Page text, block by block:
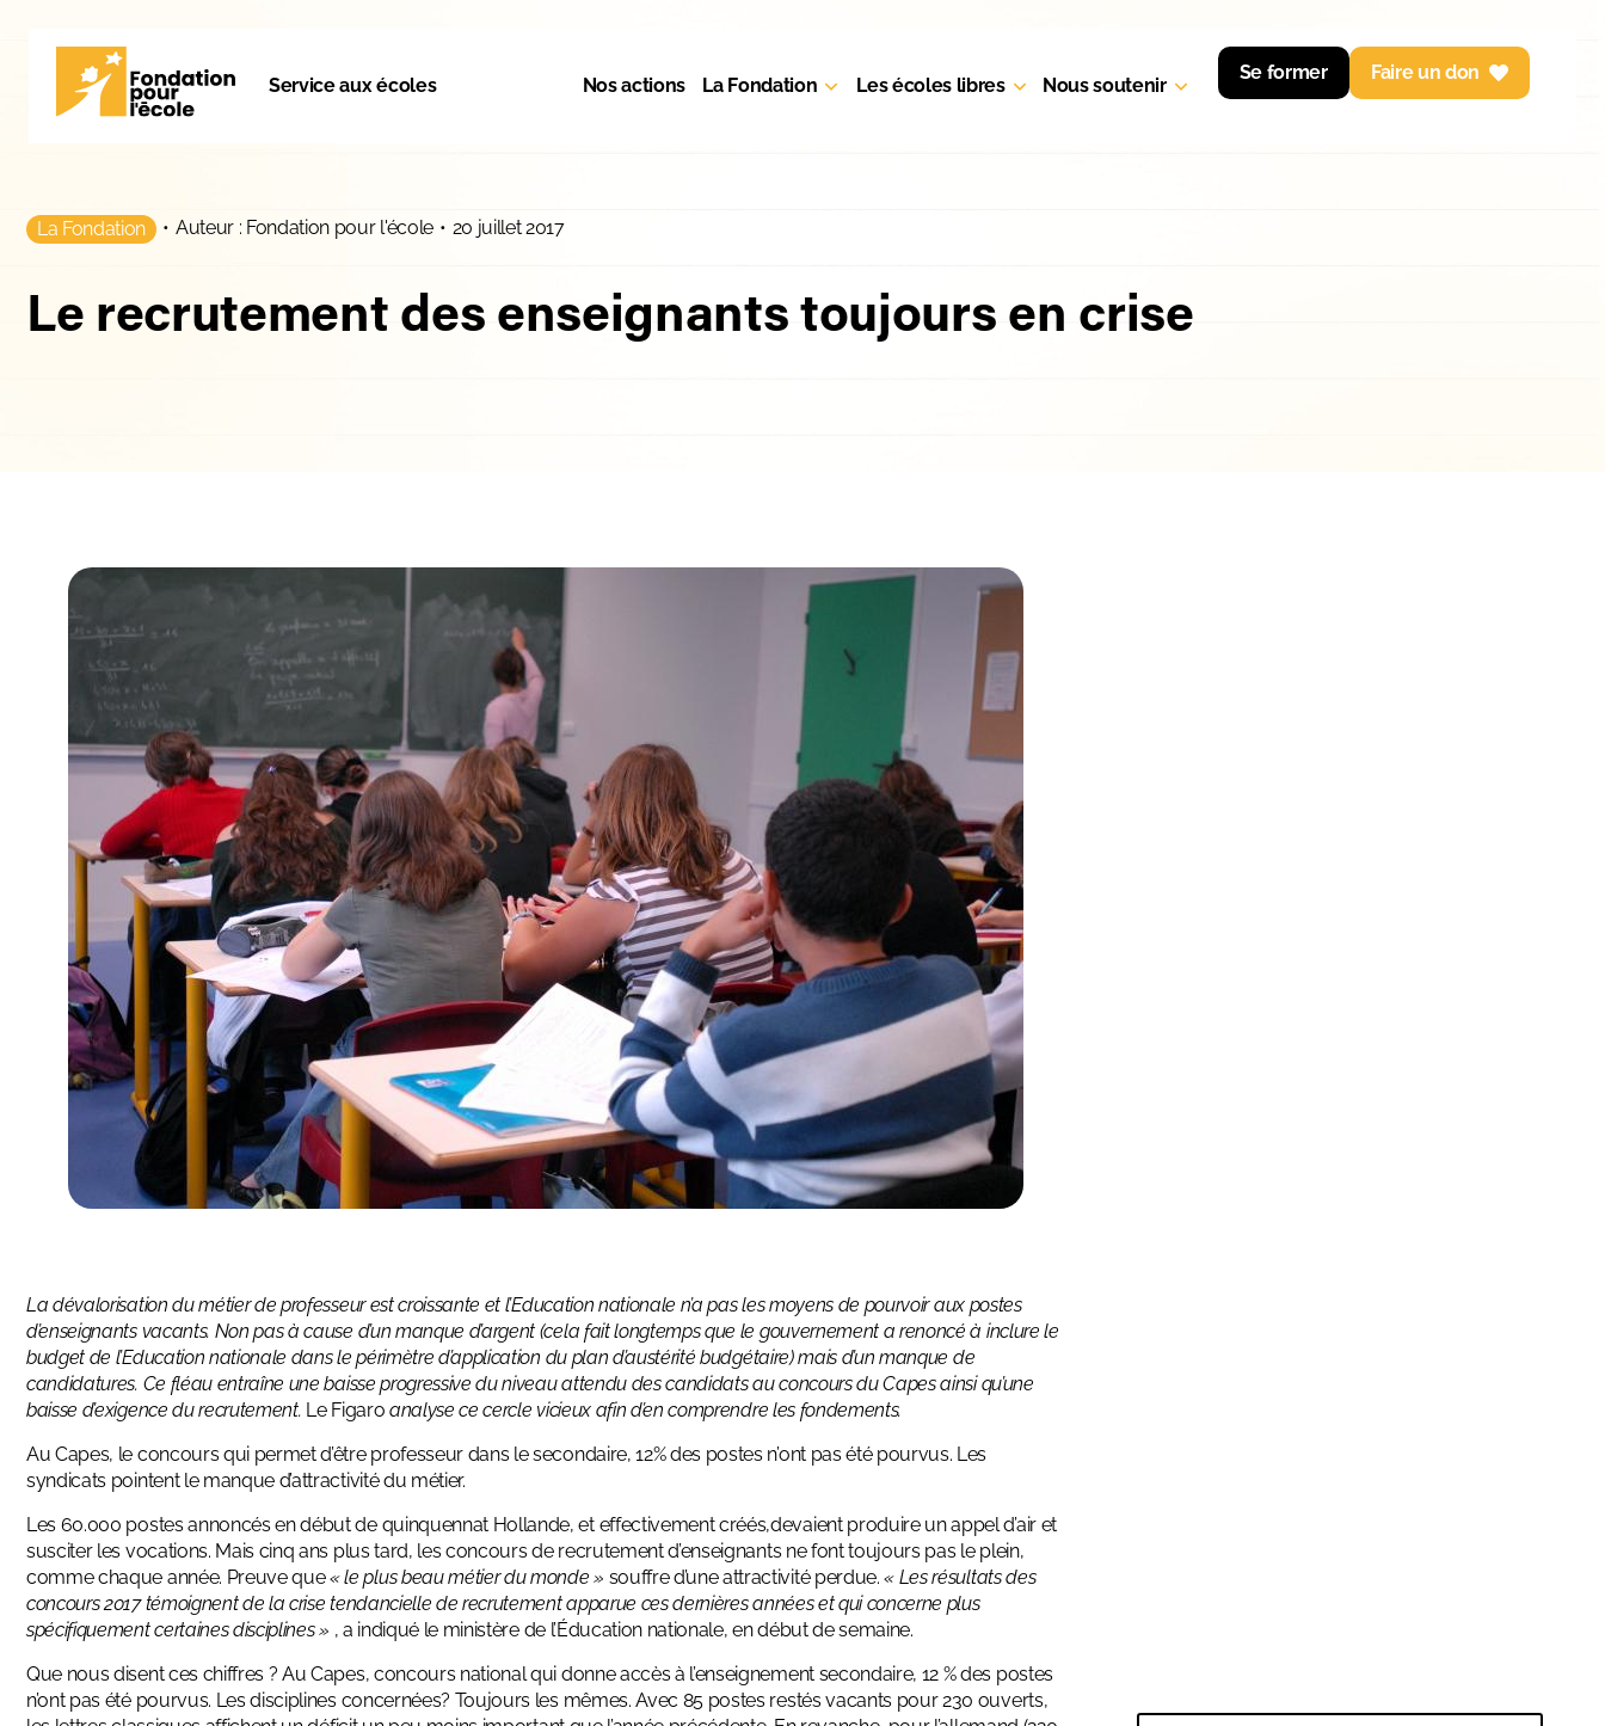
Service aux écoles Nos actions La Fondation Les écoles libres Nous soutenir
Faire un don
Se former
La Fondation • Auteur : Fondation pour l'école • 20 juillet 2017
Le recrutement des enseignants toujours en crise
La dévalorisation du métier de professeur est croissante et l’Education nationale n’a pas les moyens de pourvoir aux postes
d’enseignants vacants. Non pas à cause d’un manque d’argent (cela fait longtemps que le gouvernement a renoncé à inclure le
budget de l’Education nationale dans le périmètre d’application du plan d’austérité budgétaire) mais d’un manque de
candidatures. Ce fléau entraîne une baisse progressive du niveau attendu des candidats au concours du Capes ainsi qu’une
baisse d’exigence du recrutement. Le Figaro analyse ce cercle vicieux afin d’en comprendre les fondements.
Au Capes, le concours qui permet d’être professeur dans le secondaire, 12% des postes n’ont pas été pourvus. Les
syndicats pointent le manque d’attractivité du métier.
Les 60.000 postes annoncés en début de quinquennat Hollande, et effectivement créés,devaient produire un appel d’air et
susciter les vocations. Mais cinq ans plus tard, les concours de recrutement d’enseignants ne font toujours pas le plein,
comme chaque année. Preuve que« le plus beau métier du monde » souffre d’une attractivité perdue.« Les résultats des
concours 2017 témoignent de la crise tendancielle de recrutement apparue ces dernières années et qui concerne plus
spécifiquement certaines disciplines » , a indiqué le ministère de l’Éducation nationale, en début de semaine.
Que nous disent ces chiffres ? Au Capes, concours national qui donne accès à l’enseignement secondaire, 12 % des postes
n’ont pas été pourvus. Les disciplines concernées? Toujours les mêmes. Avec 85 postes restés vacants pour 230 ouverts,